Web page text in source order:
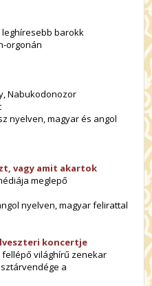
leghíresebb barokk
orgonán
Nabukodonozor
nyelven, magyar és angol
vagy amit akartok
meglepő
nyelven, magyar felirattal
koncertje
fellépő világhírű zenekar
a